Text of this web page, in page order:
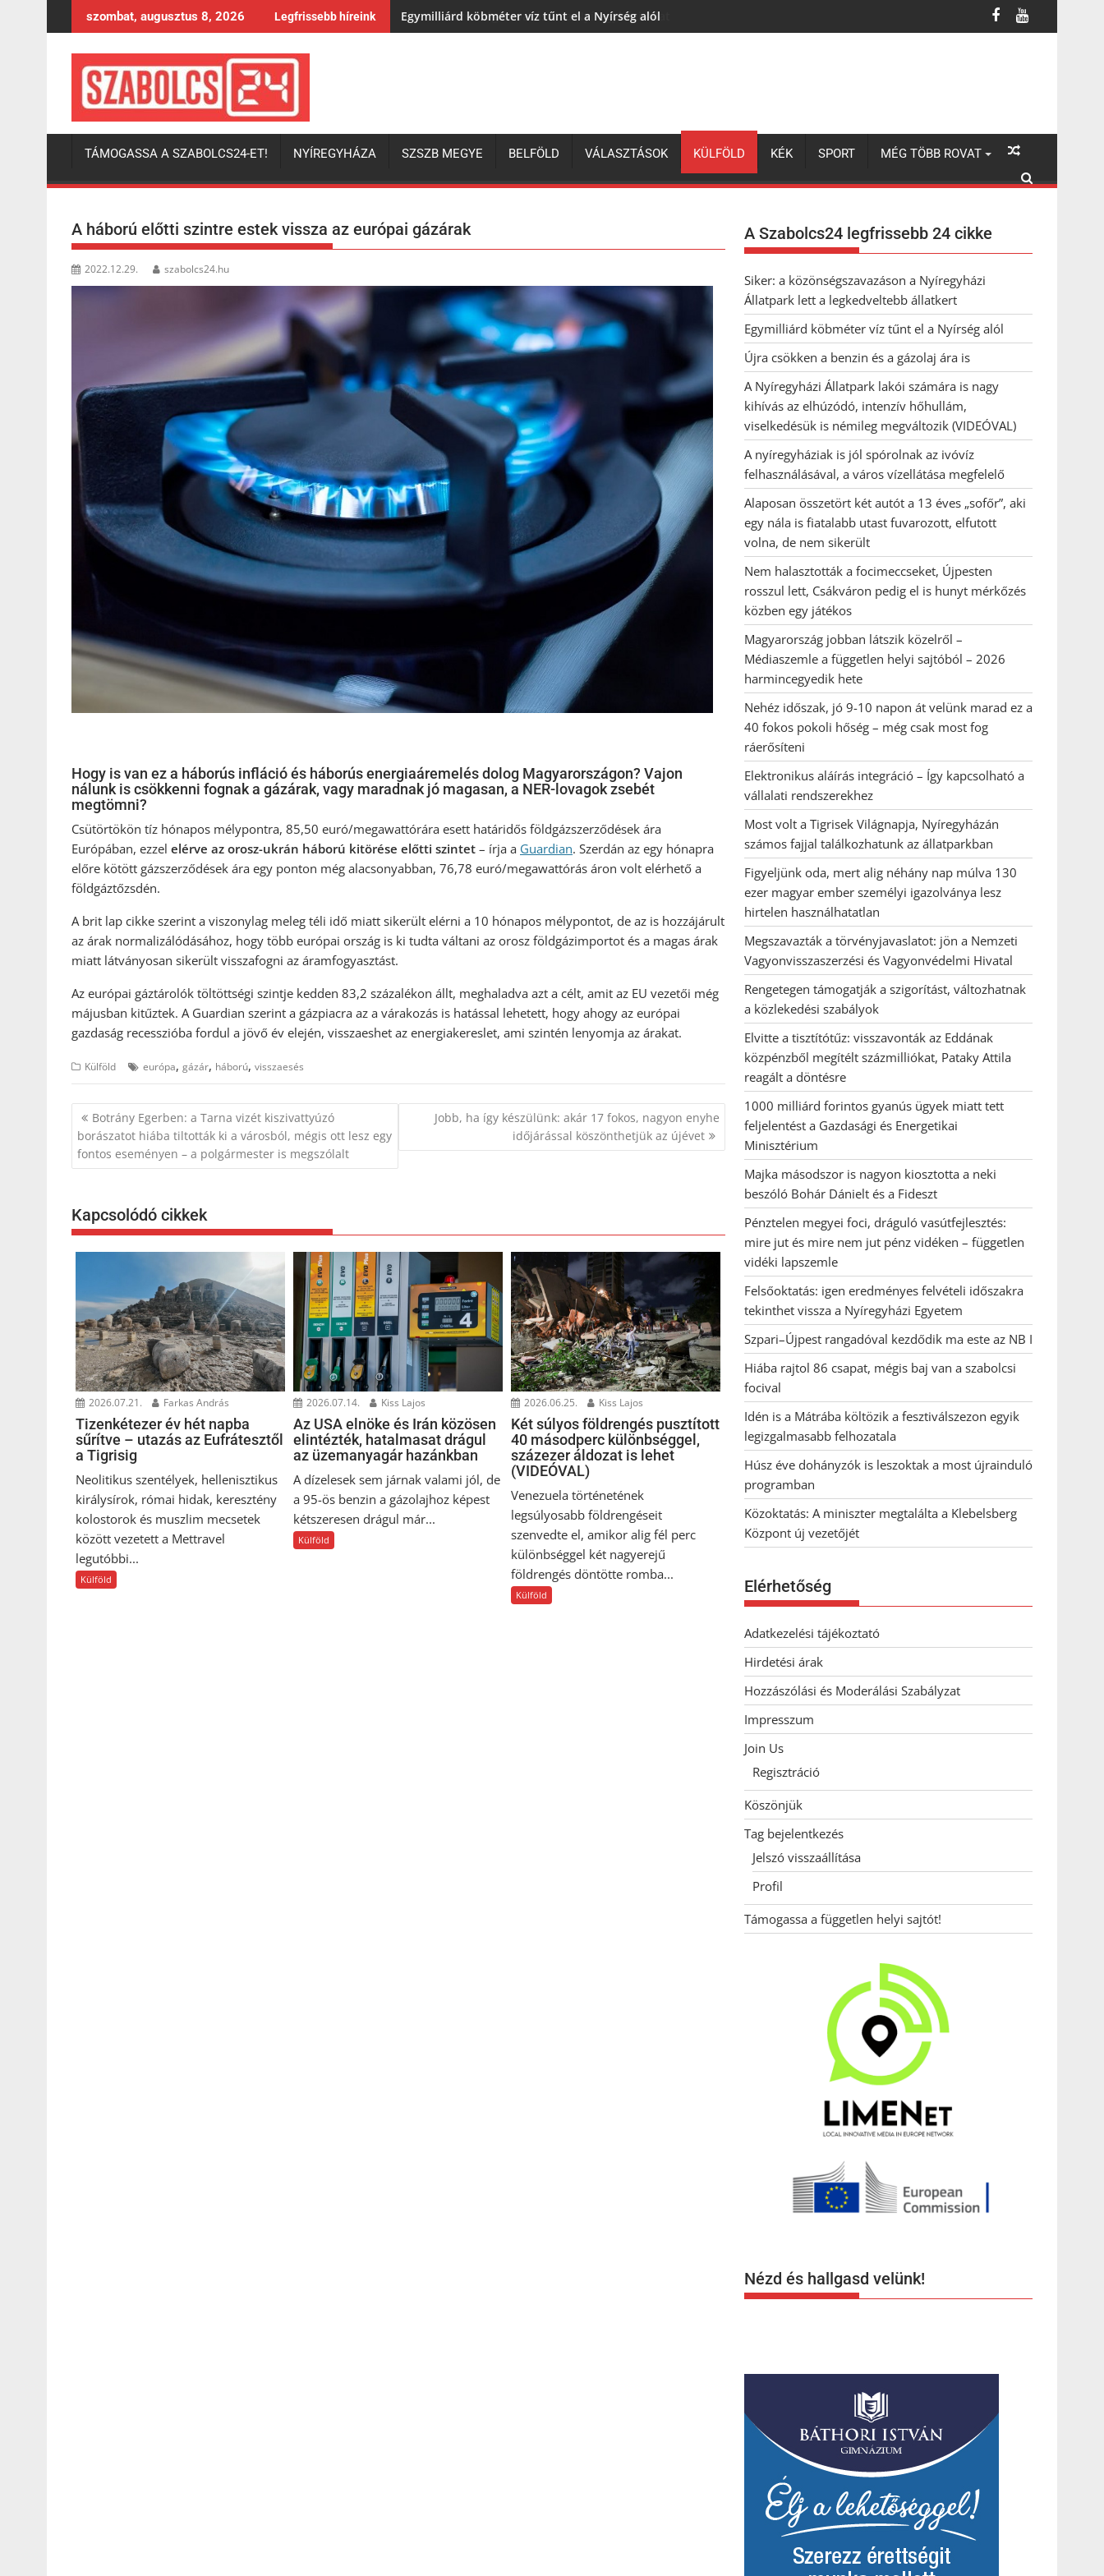
to
szombat, augusztus 8, 2026 Legfrissebb híreink Egymilliárd köbméter víz tűnt el a Nyírség alól
TÁMOGASSA A SZABOLCS24-ET! NYÍREGYHÁZA SZSZB MEGYE BELFÖLD VÁLASZTÁSOK KÜLFÖLD KÉK SPORT MÉG TÖBB ROVAT
A háború előtti szintre estek vissza az európai gázárak
2022.12.29. szabolcs24.hu
Hogy is van ez a háborús infláció és háborús energiaáremelés dolog Magyarországon? Vajon
nálunk is csökkenni fognak a gázárak, vagy maradnak jó magasan, a NER-lovagok zsebét
megtömni?
Csütörtökön tíz hónapos mélypontra, 85,50 euró/megawattórára esett határidős földgázszerződések ára
Európában, ezzel elérve az orosz-ukrán háború kitörése előtti szintet – írja a Guardian. Szerdán az egy hónapra
előre kötött gázszerződések ára egy ponton még alacsonyabban, 76,78 euró/megawattórás áron volt elérhető a
földgáztőzsdén.
A brit lap cikke szerint a viszonylag meleg téli idő miatt sikerült elérni a 10 hónapos mélypontot, de az is hozzájárult
az árak normalizálódásához, hogy több európai ország is ki tudta váltani az orosz földgázimportot és a magas árak
miatt látványosan sikerült visszafogni az áramfogyasztást.
Az európai gáztárolók töltöttségi szintje kedden 83,2 százalékon állt, meghaladva azt a célt, amit az EU vezetői még
májusban kitűztek. A Guardian szerint a gázpiacra az a várakozás is hatással lehetett, hogy ahogy az európai
gazdaság recesszióba fordul a jövő év elején, visszaeshet az energiakereslet, ami szintén lenyomja az árakat.
Külföld európa, gázár, háború, visszaesés
Bejegyzés
navigáció
Botrány Egerben: a Tarna vizét kiszivattyúzó
borászatot hiába tiltották ki a városból, mégis ott lesz egy
fontos eseményen – a polgármester is megszólalt
Jobb, ha így készülünk: akár 17 fokos, nagyon enyhe
időjárással köszönthetjük az újévet
Kapcsolódó cikkek
2026.07.21. Farkas András
Tizenkétezer év hét napba
sűrítve – utazás az Eufrátesztől
a Tigrisig
Neolitikus szentélyek, hellenisztikus
királysírok, római hidak, keresztény
kolostorok és muszlim mecsetek
között vezetett a Mettravel
legutóbbi...
Külföld
2026.07.14. Kiss Lajos
Az USA elnöke és Irán közösen
elintézték, hatalmasat drágul
az üzemanyagár hazánkban
A dízelesek sem járnak valami jól, de
a 95-ös benzin a gázolajhoz képest
kétszeresen drágul már...
Külföld
2026.06.25. Kiss Lajos
Két súlyos földrengés pusztított
40 másodperc különbséggel,
százezer áldozat is lehet
(VIDEÓVAL)
Venezuela történetének
legsúlyosabb földrengéseit
szenvedte el, amikor alig fél perc
különbséggel két nagyerejű
földrengés döntötte romba...
Külföld
A Szabolcs24 legfrissebb 24 cikke
Siker: a közönségszavazáson a Nyíregyházi
Állatpark lett a legkedveltebb állatkert
Egymilliárd köbméter víz tűnt el a Nyírség alól
Újra csökken a benzin és a gázolaj ára is
A Nyíregyházi Állatpark lakói számára is nagy
kihívás az elhúzódó, intenzív hőhullám,
viselkedésük is némileg megváltozik (VIDEÓVAL)
A nyíregyháziak is jól spórolnak az ivóvíz
felhasználásával, a város vízellátása megfelelő
Alaposan összetört két autót a 13 éves „sofőr”, aki
egy nála is fiatalabb utast fuvarozott, elfutott
volna, de nem sikerült
Nem halasztották a focimeccseket, Újpesten
rosszul lett, Csákváron pedig el is hunyt mérkőzés
közben egy játékos
Magyarország jobban látszik közelről –
Médiaszemle a független helyi sajtóból – 2026
harmincegyedik hete
Nehéz időszak, jó 9-10 napon át velünk marad ez a
40 fokos pokoli hőség – még csak most fog
ráerősíteni
Elektronikus aláírás integráció – Így kapcsolható a
vállalati rendszerekhez
Most volt a Tigrisek Világnapja, Nyíregyházán
számos fajjal találkozhatunk az állatparkban
Figyeljünk oda, mert alig néhány nap múlva 130
ezer magyar ember személyi igazolványa lesz
hirtelen használhatatlan
Megszavazták a törvényjavaslatot: jön a Nemzeti
Vagyonvisszaszerzési és Vagyonvédelmi Hivatal
Rengetegen támogatják a szigorítást, változhatnak
a közlekedési szabályok
Elvitte a tisztítótűz: visszavonták az Eddának
közpénzből megítélt százmilliókat, Pataky Attila
reagált a döntésre
1000 milliárd forintos gyanús ügyek miatt tett
feljelentést a Gazdasági és Energetikai
Minisztérium
Majka másodszor is nagyon kiosztotta a neki
beszóló Bohár Dánielt és a Fideszt
Pénztelen megyei foci, dráguló vasútfejlesztés:
mire jut és mire nem jut pénz vidéken – független
vidéki lapszemle
Felsőoktatás: igen eredményes felvételi időszakra
tekinthet vissza a Nyíregyházi Egyetem
Szpari–Újpest rangadóval kezdődik ma este az NB I
Hiába rajtol 86 csapat, mégis baj van a szabolcsi
focival
Idén is a Mátrába költözik a fesztiválszezon egyik
legizgalmasabb felhozatala
Húsz éve dohányzók is leszoktak a most újrainduló
programban
Közoktatás: A miniszter megtalálta a Klebelsberg
Központ új vezetőjét
Elérhetőség
Adatkezelési tájékoztató
Hirdetési árak
Hozzászólási és Moderálási Szabályzat
Impresszum
Join Us
Regisztráció
Köszönjük
Tag bejelentkezés
Jelszó visszaállítása
Profil
Támogassa a független helyi sajtót!
Nézd és hallgasd velünk!